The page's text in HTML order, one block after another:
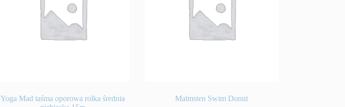
Yoga Mad taśma oporowa rolka średnia
Malmsten Swim Donut